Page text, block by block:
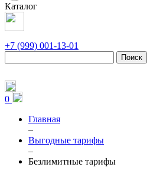
Каталог
+7 (999) 001-13-01
Поиск
0
Главная
–
Выгодные тарифы
–
Безлимитные тарифы